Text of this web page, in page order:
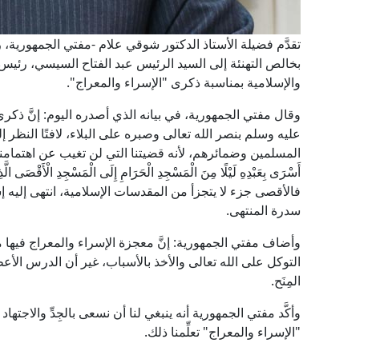
تقدَّم فضيلة الأستاذ الدكتور شوقي علام -مفتي الجمهورية،
بخالص التهنئة إلى السيد الرئيس عبد الفتاح السيسي،
والإسلامية بمناسبة ذكرى "الإسراء والمعراج".
وقال مفتي الجمهورية، في بيانه الذي أصدره اليوم: إنَّ
عليه وسلم بنصر الله تعالى وصبره على البلاء، لافتًا
المسلمين وضمائرهم، لأنه قضيتنا التي لن تغيب عن
أَسْرَى بِعَبْدِهِ لَيْلًا مِنَ الْمَسْجِدِ الْحَرَامِ إِلَى الْمَسْجِدِ الْأَقْصَى
فالأقصى جزء لا يتجزأ من المقدسات الإسلامية، انتهى
سدرة المنتهى.
وأضاف مفتي الجمهورية: إنَّ معجزة الإسراء والمعراج
التوكل على الله تعالى والأخذ بالأسباب، غير أن الدرس
المِنَح.
وأكَّد مفتي الجمهورية أنه ينبغي لنا أن نسعى بالجِدِّ
"الإسراء والمعراج" تعلِّمنا ذلك.